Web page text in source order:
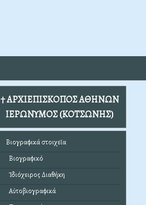
† ΑΡΧΙΕΠΙΣΚΟΠΟΣ ΑΘΗΝΩΝ
ΙΕΡΩΝΥΜΟΣ (ΚΟΤΣΩΝΗΣ)
Βιογραφικά στοιχεῖα
Βιογραφικό
Ἰδιόχειρος Διαθήκη
Αὐτοβιογραφικά